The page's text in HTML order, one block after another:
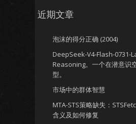
近期文章
泡沫的得分正确 (2004)
DeepSeek-V4-Flash-0731-
Reasoning。一个在潜意识
型。
市场中的群体智慧
MTA-STS策略缺失：
含义及如何修复